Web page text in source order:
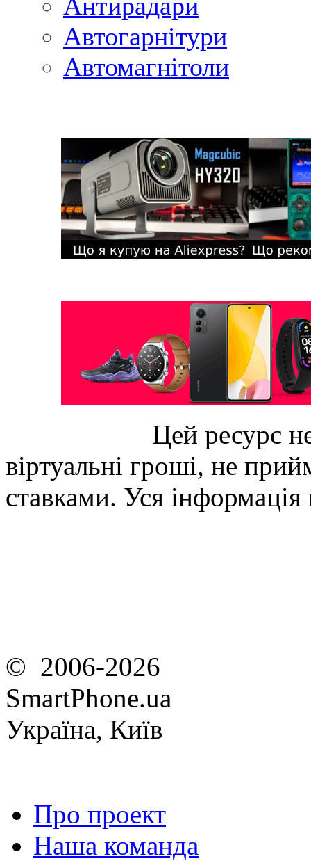
Автогарнітури
Автомагнітоли
Цей ресурс
віртуальні гроші, не
ставками. Уся
© 2006-2026
SmartPhone.ua
Україна, Київ
Про проект
Наша команда